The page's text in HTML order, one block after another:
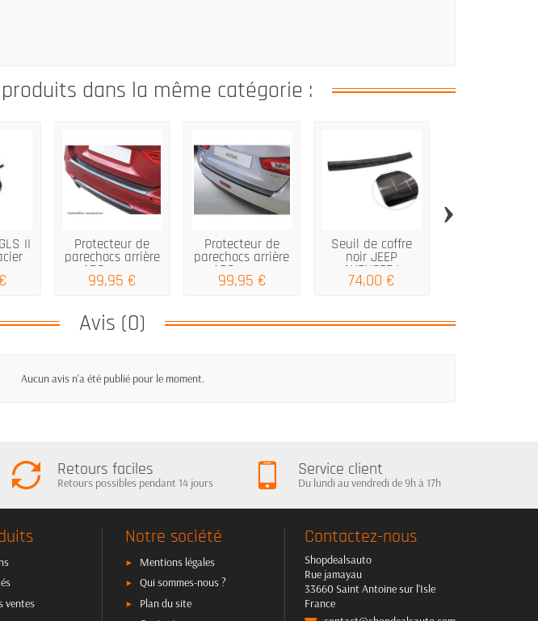
dans la même catégorie :
II Protecteur de
parechocs arrière
ABS pour...
99,95 €
Protecteur de
parechocs arrière
ABS pour...
99,95 €
Seuil de coffre
noir JEEP
AVENGER/
AVENGER...
74,00 €
›
Avis (0)
Aucun avis n'a été publié pour le moment.
Retours faciles
Retours possibles pendant 14 jours
Service client
Du lundi au vendredi de 9h à 17h
ventes
Notre société
Mentions légales
Qui sommes-nous ?
Plan du site
Contactez-nous
Shopdealsauto
Rue jamayau
33660 Saint Antoine sur l'Isle
France